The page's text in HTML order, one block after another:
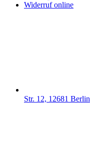
Widerruf online
Str. 12, 12681 Berlin